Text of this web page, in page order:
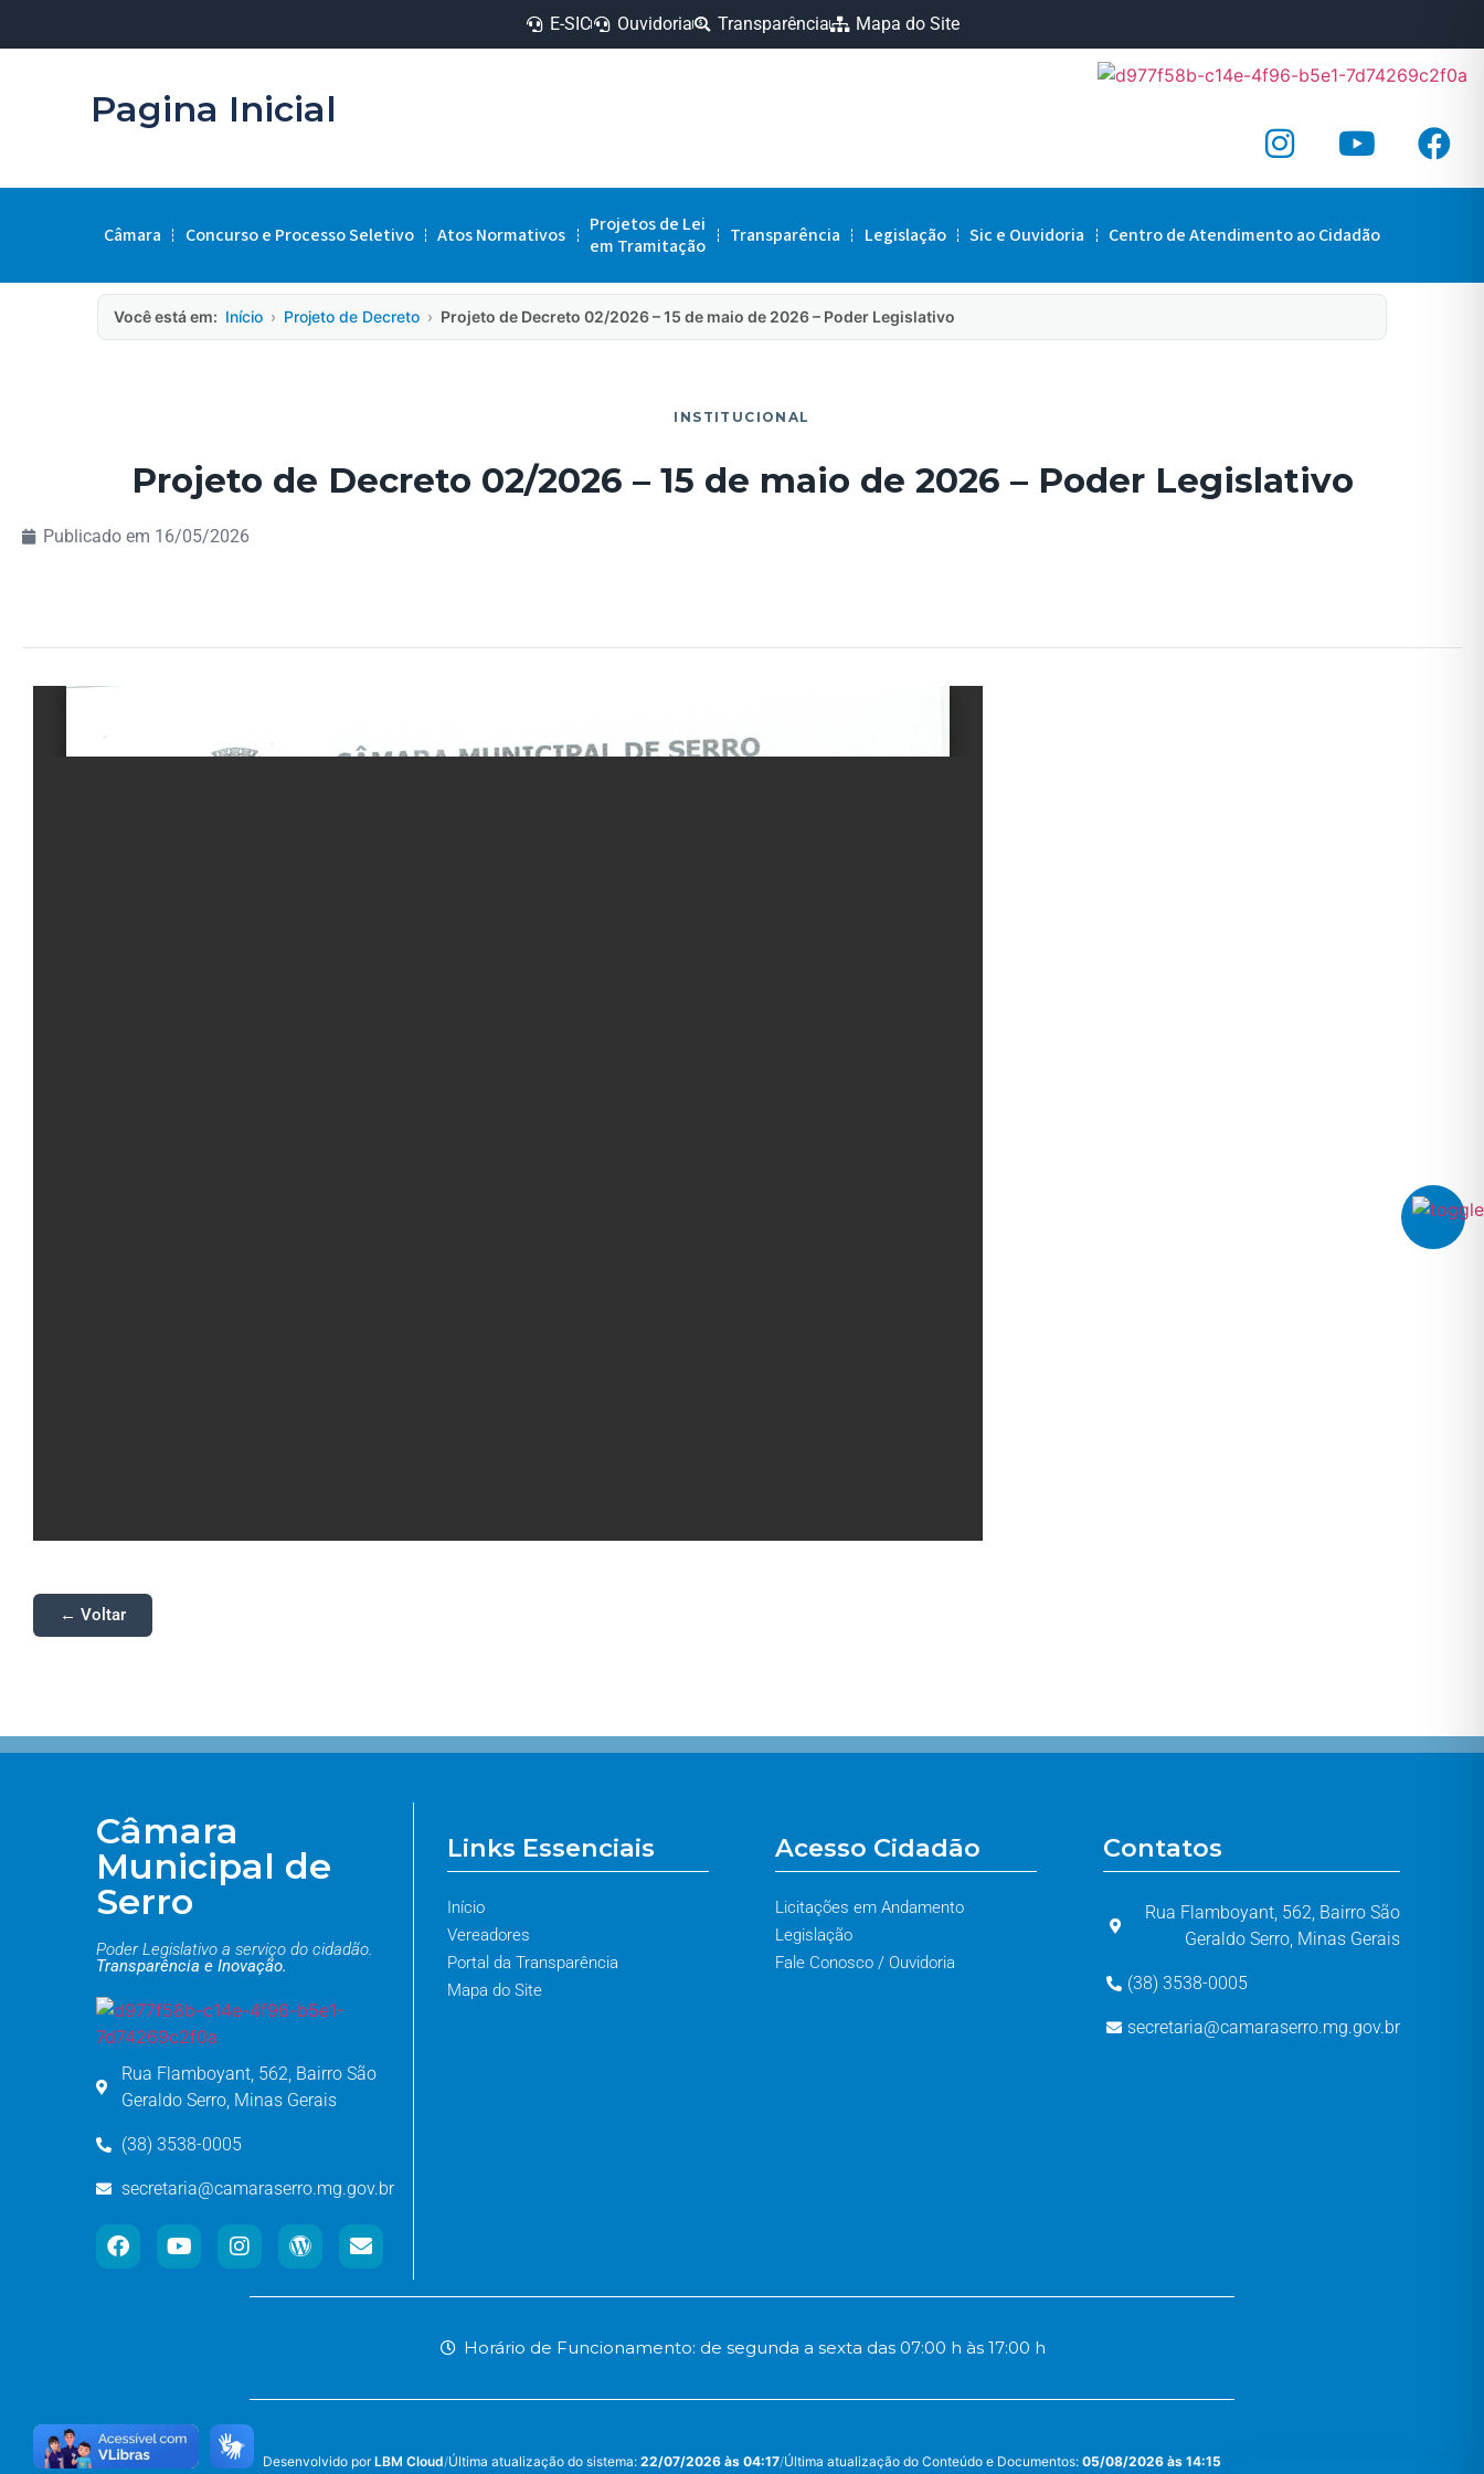
E-SIC Ouvidoria Transparência Mapa do Site
Pagina Inicial
Câmara Concurso e Processo Seletivo Atos Normativos
Projetos de Lei
em Tramitação
Transparência Legislação Sic e Ouvidoria Centro de Atendimento ao Cidadão
Você está em: Início › Projeto de Decreto › Projeto de Decreto 02/2026 – 15 de maio de 2026 – Poder Legislativo
INSTITUCIONAL
Projeto de Decreto 02/2026 – 15 de maio de 2026 – Poder Legislativo
Publicado em 16/05/2026
← Voltar
Câmara
Municipal de
Serro
Poder Legislativo a serviço do cidadão.
Transparência e Inovação.
Rua Flamboyant, 562, Bairro São
Geraldo Serro, Minas Gerais
(38) 3538-0005
secretaria@camaraserro.mg.gov.br
Links Essenciais
Início
Vereadores
Portal da Transparência
Mapa do Site
Acesso Cidadão
Licitações em Andamento
Legislação
Fale Conosco / Ouvidoria
Contatos
Rua Flamboyant, 562, Bairro São
Geraldo Serro, Minas Gerais
(38) 3538-0005
secretaria@camaraserro.mg.gov.br
Horário de Funcionamento: de segunda a sexta das 07:00 h às 17:00 h
Desenvolvido porLBM Cloud/Última atualização do sistema: 22/07/2026 às 04:17/Última atualização do Conteúdo e Documentos: 05/08/2026 às 14:15